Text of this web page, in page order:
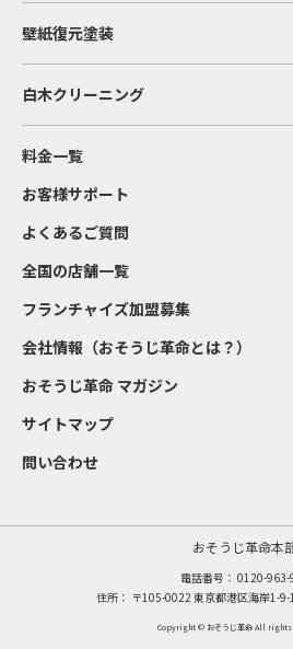
壁紙復元塗装
白木クリーニング
料金一覧
お客様サポート
よくあるご質問
全国の店舗一覧
フランチャイズ加盟募集
会社情報（おそうじ革命とは？）
おそうじ革命 マガジン
サイトマップ
問い合わせ
おそうじ革命本
電話番号： 0120-963-
住所： 〒105-0022 東京都港区海岸1-
Copyright © おそうじ革命 All